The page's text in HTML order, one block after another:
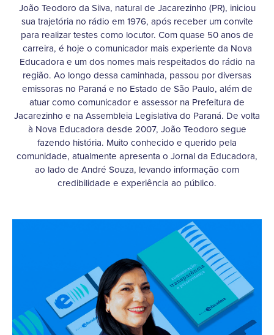
João Teodoro da Silva, natural de Jacarezinho (PR), iniciou
sua trajetória no rádio em 1976, após receber um convite
para realizar testes como locutor. Com quase 50 anos de
carreira, é hoje o comunicador mais experiente da Nova
Educadora e um dos nomes mais respeitados do rádio na
região. Ao longo dessa caminhada, passou por diversas
emissoras no Paraná e no Estado de São Paulo, além de
atuar como comunicador e assessor na Prefeitura de
Jacarezinho e na Assembleia Legislativa do Paraná. De volta
à Nova Educadora desde 2007, João Teodoro segue
fazendo história. Muito conhecido e querido pela
comunidade, atualmente apresenta o Jornal da Educadora,
ao lado de André Souza, levando informação com
credibilidade e experiência ao público.